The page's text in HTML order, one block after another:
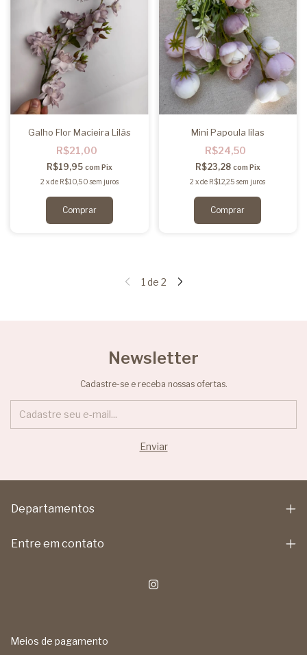
Galho Flor Macieira Lilás
R$21,00
R$19,95 com Pix
2 xde R$10,50 sem juros
Mini Papoula lilas
R$24,50
R$23,28 com Pix
2 xde R$12,25 sem juros
1 de 2
Newsletter
Cadastre-se e receba nossas ofertas.
Departamentos
Entre em contato
Meios de pagamento